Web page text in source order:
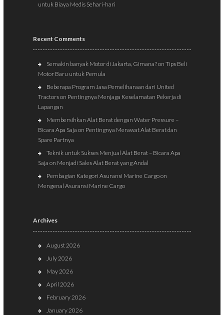
untuk Biaya Medis Sehari-hari
Recent Comments
Semakin banyak Motor di Jakarta, Gimana?onTips Beli
Motor Baru untuk Pemula
Beberapa Program Jasa Pemeliharaan dari United
Tractorson Pentingnya Menjaga Keselamatan Pekerja di
Lapangan
Membersihkan Alat Berat dengan Water Pressure –
Bicara Apa Saja on Pentingnya Merawat Alat Berat dan
Spare Partnya
Teknik untuk Sukses Menjual Alat Berat – Bicara Apa
Saja on Menjadi Sales Alat Berat yang Andal
Pembagian Kategori Asuransi Marine Cargoon
Mengenal Asuransi Marine Cargo
Archives
August 2026
July 2026
May 2026
April 2026
February 2026
January 2026